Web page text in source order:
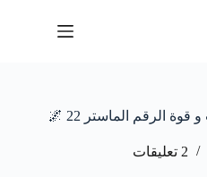
2 تعليقات